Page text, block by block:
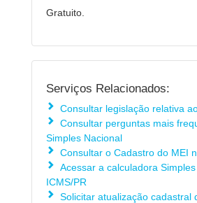
Gratuito.
Serviços Relacionados:
Consultar legislação relativa
Consultar perguntas mais
Simples Nacional
Consultar o Cadastro do MEI
Acessar a calculadora
ICMS/PR
Solicitar atualização cadastral